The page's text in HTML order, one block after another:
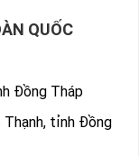
QUỐC
Đồng Tháp
tỉnh Đồng